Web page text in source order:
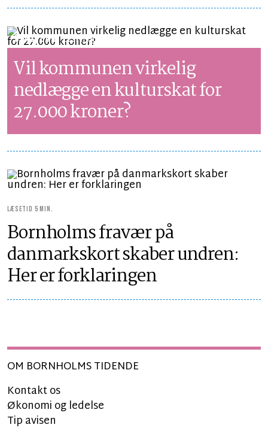
SYNSPUNKT LÆSETID 1 MIN.
Vil kommunen virkelig
nedlægge en kulturskat for
27.000 kroner?
LÆSETID 5 MIN.
Bornholms fravær på
danmarkskort skaber undren:
Her er forklaringen
OM BORNHOLMS TIDENDE
Kontakt os
Økonomi og ledelse
Tip avisen